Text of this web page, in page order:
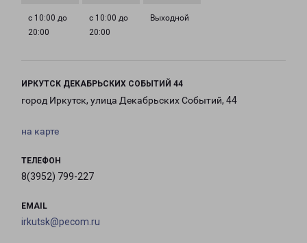
с 10:00 до
20:00
с 10:00 до
20:00
Выходной
ИРКУТСК ДЕКАБРЬСКИХ СОБЫТИЙ 44
город Иркутск, улица Декабрьских Событий, 44
на карте
ТЕЛЕФОН
8(3952) 799-227
EMAIL
irkutsk@pecom.ru